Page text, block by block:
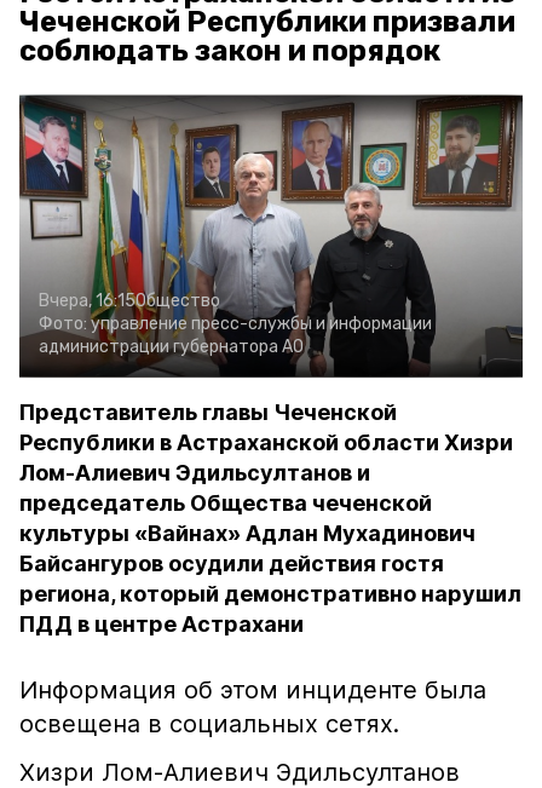
Чеченской Республики призвали
соблюдать закон и порядок
Вчера, 16:15Общество
Фото: управление пресс-службы и информации
администрации губернатора АО
Представитель главы Чеченской
Республики в Астраханской области Хизри
Лом-Алиевич Эдильсултанов и
председатель Общества чеченской
культуры «Вайнах» Адлан Мухадинович
Байсангуров осудили действия гостя
региона, который демонстративно нарушил
ПДД в центре Астрахани
Информация об этом инциденте была
освещена в социальных сетях.
Хизри Лом-Алиевич Эдильсултанов